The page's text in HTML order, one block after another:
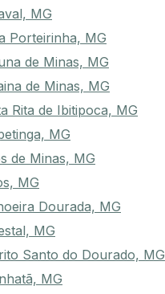
MG
Porteirinha, MG
de Minas, MG
de Minas, MG
Rita de Ibitipoca, MG
MG
de Minas, MG
MG
Dourada, MG
MG
Santo do Dourado, MG
MG